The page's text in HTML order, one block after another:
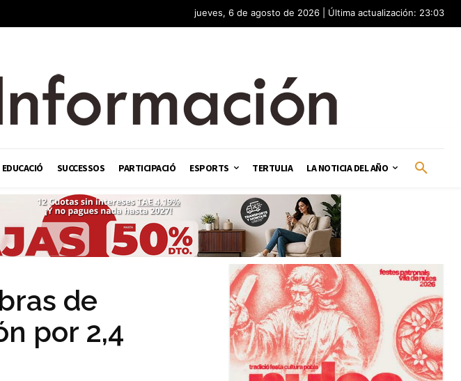
jueves, 6 de agosto de 2026 | Última actualización: 23:03
EDUCACIÓ SUCCESSOS PARTICIPACIÓ ESPORTS TERTULIA LA NOTICIA DEL AÑO
de
por 2,4